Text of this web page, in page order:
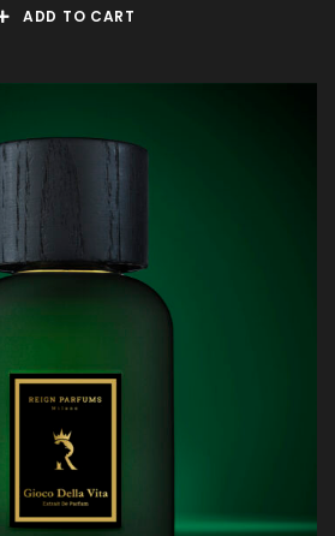
ADD TO CART